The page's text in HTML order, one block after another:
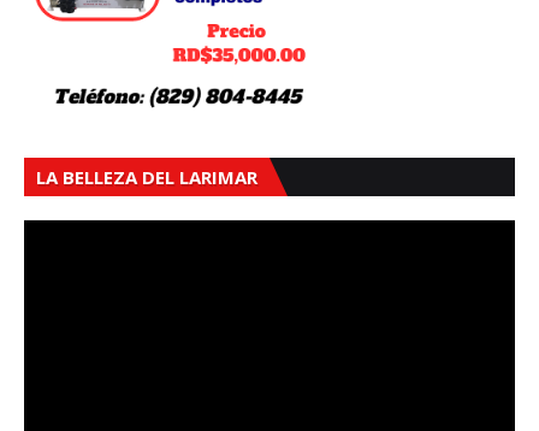
LA BELLEZA DEL LARIMAR